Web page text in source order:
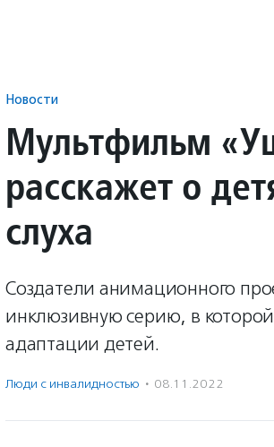
Новости
Мультфильм
расскажет о
слуха
Создатели анимационного
инклюзивную серию, в
адаптации детей.
Люди с инвалидностью · 08.11.2022